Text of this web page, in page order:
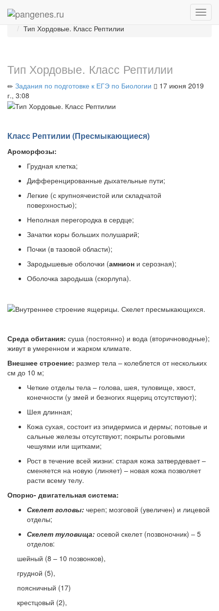
Главная
Задания по подготовке к ЕГЭ по Биологии
Тип Хордовые. Класс Рептилии
Тип Хордовые. Класс Рептилии
Задания по подготовке к ЕГЭ по Биологии
17 июня 2019
г., 3:08
Класс Рептилии (Пресмыкающиеся)
Ароморфозы:
Грудная клетка;
Дифференцированные дыхательные пути;
Легкие (с крупноячеистой или складчатой
поверхностью);
Неполная перегородка в сердце;
Зачатки коры больших полушарий;
Почки (в тазовой области);
Зародышевые оболочки (амнион и серозная);
Оболочка зародыша (скорлупа).
Среда обитания: суша (постоянно) и вода (вторичноводные);
живут в умеренном и жарком климате.
Внешнее строение: размер тела – колеблется от нескольких
см до 10 м;
Четкие отделы тела – голова, шея, туловище, хвост,
конечности (у змей и безногих ящериц отсутствуют);
Шея длинная;
Кожа сухая, состоит из эпидермиса и дермы; потовые и
сальные железы отсутствуют; покрыты роговыми
чешуями или щитками;
Рост в течение всей жизни: старая кожа затвердевает –
сменяется на новую (линяет) – новая кожа позволяет
расти всему телу.
Опорно- двигательная система:
Скелет головы: череп; мозговой (увеличен) и лицевой
отделы;
Скелет туловища: осевой скелет (позвоночник) – 5
отделов:
шейный (8 – 10 позвонков),
грудной (5),
поясничный (17)
крестцовый (2),